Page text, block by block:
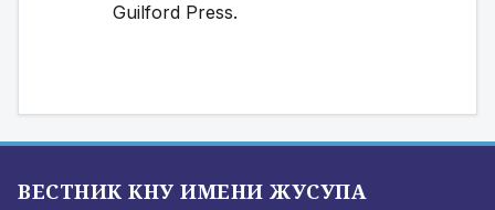
Guilford Press.
ВЕСТНИК КНУ ИМЕНИ ЖУСУПА